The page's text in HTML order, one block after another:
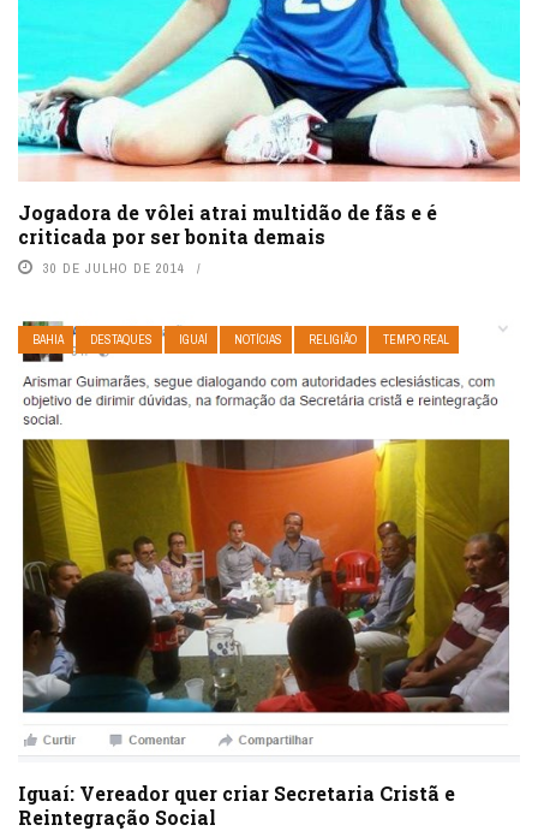
Jogadora de vôlei atrai multidão de fãs e é
criticada por ser bonita demais
30 DE JULHO DE 2014
BAHIA DESTAQUES IGUAÍ NOTÍCIAS RELIGIÃO TEMPO REAL
Iguaí: Vereador quer criar Secretaria Cristã e
Reintegração Social